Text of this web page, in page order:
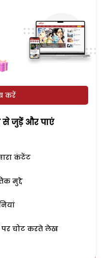
करें
से जुड़ेें और पाएं
कंटेंट
मुद्दे
चोट करते लेख